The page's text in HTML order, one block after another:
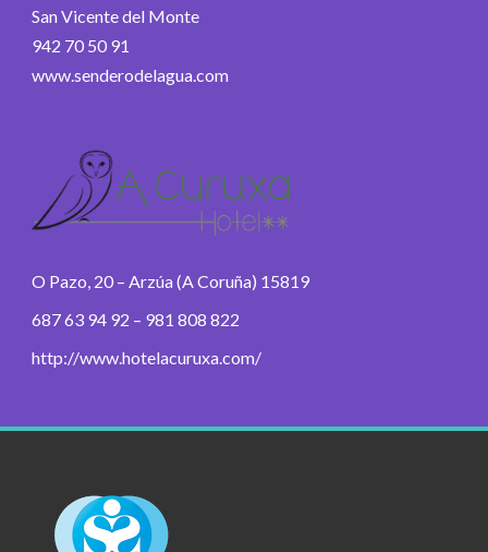
San Vicente del Monte
942 70 50 91
www.senderodelagua.com
O Pazo, 20 – Arzúa (A Coruña) 15819
687 63 94 92 – 981 808 822
http://www.hotelacuruxa.com/